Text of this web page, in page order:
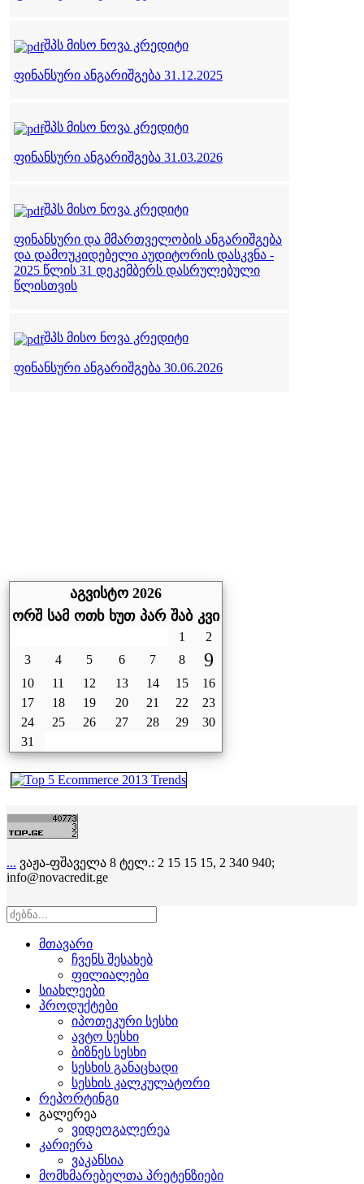
შპს მისო ნოვა კრედიტი
ფინანსური ანგარიშგება 31.12.2025
შპს მისო ნოვა კრედიტი
ფინანსური ანგარიშგება 31.03.2026
შპს მისო ნოვა კრედიტი
ფინანსური და მმართველობის ანგარიშგება
და დამოუკიდებელი აუდიტორის დასკვნა -
2025 წლის 31 დეკემბერს დასრულებული
წლისთვის
შპს მისო ნოვა კრედიტი
ფინანსური ანგარიშგება 30.06.2026
აგვისტო 2026
ორშ სამ ოთხ ხუთ პარ შაბ კვი
1
2
3
4 5 6 7 8 9
10 11 12 13 14 15
16
17
18 19 20 21 22
23
24
25 26 27 28 29
30
31
... ვაჟა-ფშაველა 8 ტელ.: 2 15 15 15, 2 340 940;
info@novacredit.ge
მთავარი
ჩვენს შესახებ
ფილიალები
სიახლეები
პროდუქტები
იპოთეკური სესხი
ავტო სესხი
ბიზნეს სესხი
სესხის განაცხადი
სესხის კალკულატორი
რეპორტინგი
გალერეა
ვიდეოგალერეა
კარიერა
ვაკანსია
მომხმარებელთა პრეტენზიები